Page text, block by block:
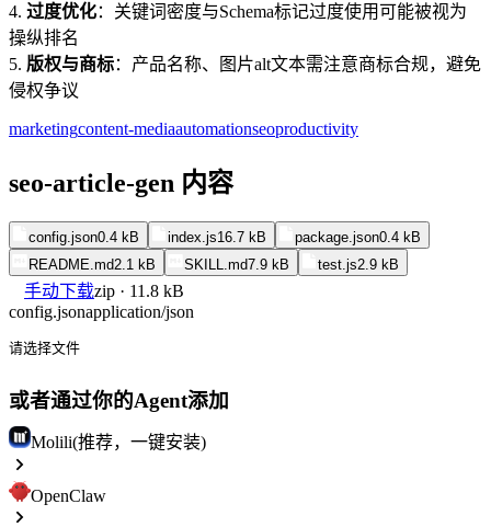
4. 过度优化：关键词密度与Schema标记过度使用可能被视为
操纵排名
5. 版权与商标：产品名称、图片alt文本需注意商标合规，避免
侵权争议
marketingcontent-mediaautomationseoproductivity
seo-article-gen 内容
config.json0.4 kB index.js16.7 kB package.json0.4 kB
README.md2.1 kB SKILL.md7.9 kB test.js2.9 kB
手动下载zip · 11.8 kB
config.jsonapplication/json
请选择文件
或者通过你的Agent添加
Molili(推荐，一键安装)
OpenClaw